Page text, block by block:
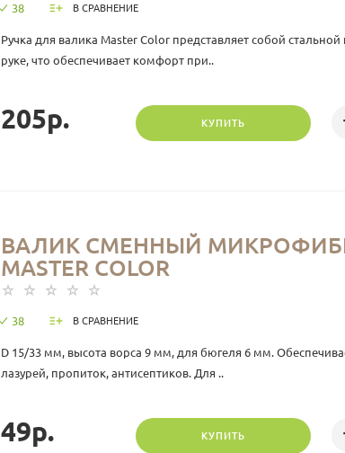
38 В СРАВНЕНИЕ
Ручка для валика Master Color представляет собой
руке, что обеспечивает комфорт при..
205р. КУПИТЬ
ВАЛИК СМЕННЫЙ
МASTER COLOR
38 В СРАВНЕНИЕ
D 15/33 мм, высота ворса 9 мм, для бюгеля 6 мм.
лазурей, пропиток, антисептиков. Для ..
49р. КУПИТЬ